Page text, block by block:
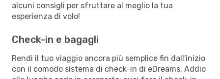
alcuni consigli per sfruttare al meglio la tua
esperienza di volo!
Check-in e bagagli
Rendi il tuo viaggio ancora più semplice fin dall'inizio
con il comodo sistema di check-in di eDreams. Addio